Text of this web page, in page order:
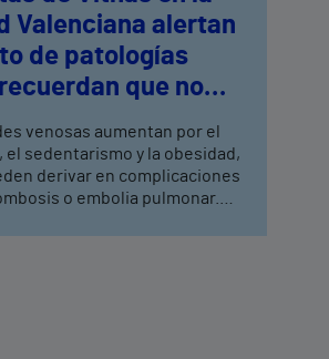
Valenciana alertan
de patologías
que no
problema estético
venosas aumentan por el
sedentarismo y la obesidad,
derivar en complicaciones
o embolia pulmonar.
hábitos saludables —
regular— para frenar